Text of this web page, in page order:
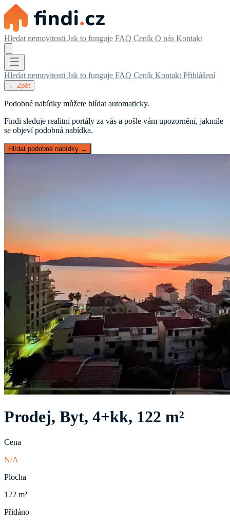
Hledat nemovitosti Jak to funguje FAQ Ceník O nás Kontakt
Hledat nemovitosti Jak to funguje FAQ Ceník Kontakt Přihlášení
← Zpět
Podobné nabídky můžete hlídat automaticky.
Findi sleduje realitní portály za vás a pošle vám upozornění, jakmile
se objeví podobná nabídka.
Hlídat podobné nabídky →
Prodej, Byt, 4+kk, 122 m²
Cena
N/A
Plocha
122 m²
Přidáno